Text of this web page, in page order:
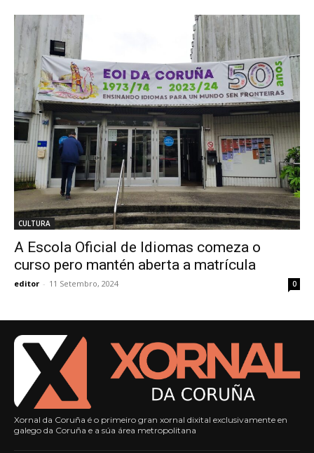
CULTURA
A Escola Oficial de Idiomas comeza o
curso pero mantén aberta a matrícula
editor - 11 Setembro, 2024 0
Xornal da Coruña é o primeiro gran xornal dixital exclusivamente en
galego da Coruña e a súa área metropolitana